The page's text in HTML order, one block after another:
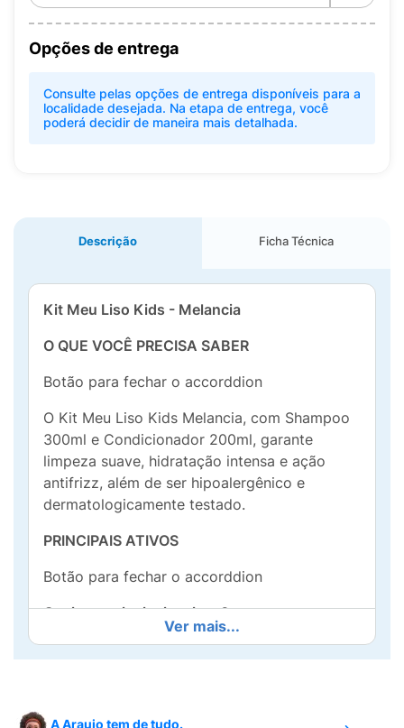
Opções de entrega
Consulte pelas opções de entrega disponíveis para a
localidade desejada. Na etapa de entrega, você
poderá decidir de maneira mais detalhada.
Descrição Ficha Técnica
Kit Meu Liso Kids - Melancia
O QUE VOCÊ PRECISA SABER
Botão para fechar o accorddion
O Kit Meu Liso Kids Melancia, com Shampoo
300ml e Condicionador 200ml, garante
limpeza suave, hidratação intensa e ação
antifrizz, além de ser hipoalergênico e
dermatologicamente testado.
PRINCIPAIS ATIVOS
Botão para fechar o accorddion
Quais os principais ativos?
Óleo de Semente de Melancia:Nutre e hidrata
Ver mais...
A Araujo tem de tudo.